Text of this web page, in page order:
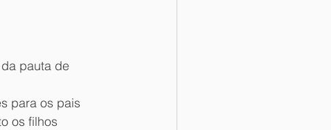
pauta de
para os pais
os filhos